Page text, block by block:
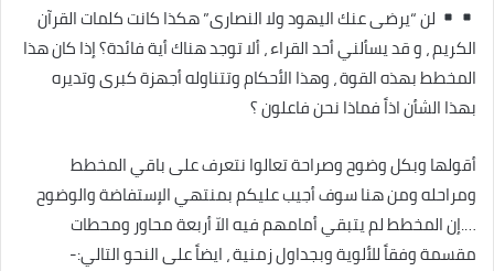
لن “يرضى عنك اليهود ولا النصارى” هكذا كانت كلمات القرآن
الكريم ، و قد يسألني أحد القراء ، ألا توجد هناك أية فائدة؟ إذا كان هذا
المخطط بهذه القوة ، وهذا الأحكام وتتناوله أجهزة كبرى وتديره
بهذا الشأن اذاً فماذا نحن فاعلون ؟
أقولها وبكل وضوح وصراحة تعالوا نتعرف على باقي المخطط
ومراحله ومن هنا سوف أجيب عليكم بمنتهي الإستفاضة والوضوح
….إن المخطط لم يتبقي أمامهم فيه الاّ أربعة محاور ومحطات
مقسمة وفقاً للألوية وبجداول زمنية ، ايضاً على النحو التالي:-